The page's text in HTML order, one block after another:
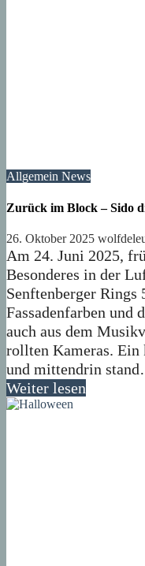
Allgemein News
Zurück im Block – Sido
26. Oktober 2025
Am 24. Juni 2025,
Besonderes in der
Senftenberger Rings
Fassadenfarben und
auch aus dem
rollten Kameras.
und mittendrin
Weiter lesen